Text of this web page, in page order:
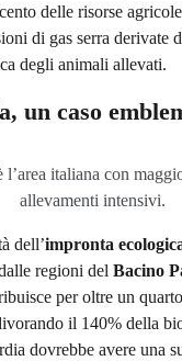
delle risorse
di gas serra derivate
degli animali allevati.
un caso
l’area italiana con
allevamenti intensivi.
dell’impronta
regioni del Bacino
per oltre un
il 140% della
dovrebbe avere una